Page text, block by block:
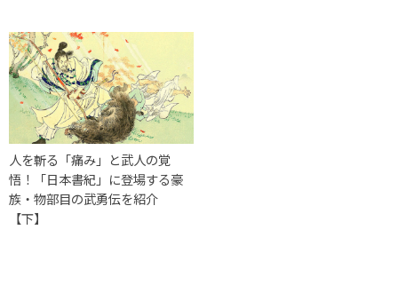
人を斬る「痛み」と武人の覚
悟！「日本書紀」に登場する豪
族・物部目の武勇伝を紹介
【下】